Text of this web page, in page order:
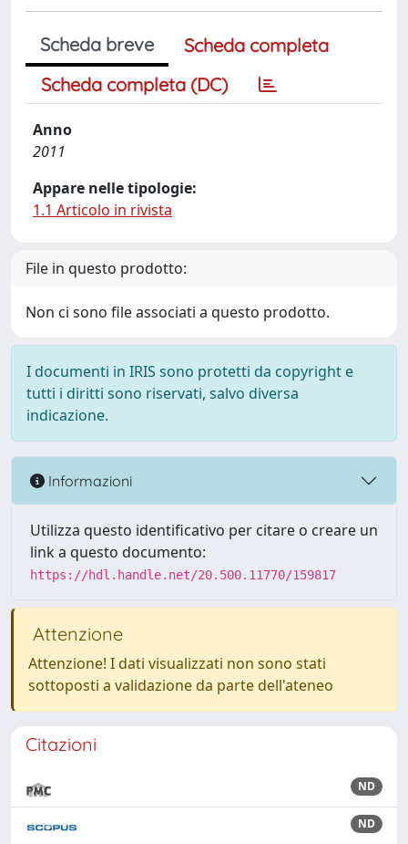
Scheda breve
Scheda completa
Scheda completa (DC)
Anno
2011
Appare nelle tipologie:
1.1 Articolo in rivista
File in questo prodotto:
Non ci sono file associati a questo prodotto.
I documenti in IRIS sono protetti da copyright e
tutti i diritti sono riservati, salvo diversa
indicazione.
Informazioni
Utilizza questo identificativo per citare o creare un
link a questo documento:
https://hdl.handle.net/20.500.11770/159817
Attenzione
Attenzione! I dati visualizzati non sono stati
sottoposti a validazione da parte dell'ateneo
Citazioni
ND
ND